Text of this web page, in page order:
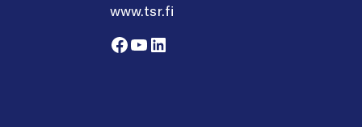
www.tsr.fi
Facebook
YouTube
LinkedIn